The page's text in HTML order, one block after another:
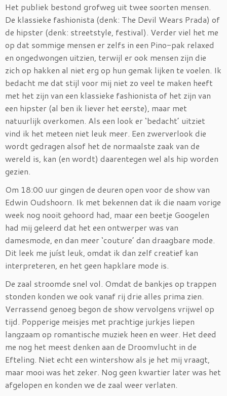
Het publiek bestond grofweg uit twee soorten mensen.
De klassieke fashionista (denk: The Devil Wears Prada) of
de hipster (denk: streetstyle, festival). Verder viel het me
op dat sommige mensen er zelfs in een Pino-pak relaxed
en ongedwongen uitzien, terwijl er ook mensen zijn die
zich op hakken al niet erg op hun gemak lijken te voelen. Ik
bedacht me dat stijl voor mij niet zo veel te maken heeft
met het zijn van een klassieke fashionista of het zijn van
een hipster (al ben ik liever het eerste), maar met
natuurlijk overkomen. Als een look er ‘bedacht’ uitziet
vind ik het meteen niet leuk meer. Een zwerverlook die
wordt gedragen alsof het de normaalste zaak van de
wereld is, kan (en wordt) daarentegen wel als hip worden
gezien.
Om 18:00 uur gingen de deuren open voor de show van
Edwin Oudshoorn. Ik met bekennen dat ik die naam vorige
week nog nooit gehoord had, maar een beetje Googelen
had mij geleerd dat het een ontwerper was van
damesmode, en dan meer ‘couture’ dan draagbare mode.
Dit leek me juíst leuk, omdat ik dan zelf creatief kan
interpreteren, en het geen hapklare mode is.
De zaal stroomde snel vol. Omdat de bankjes op trappen
stonden konden we ook vanaf rij drie alles prima zien.
Verrassend genoeg begon de show vervolgens vrijwel op
tijd. Popperige meisjes met prachtige jurkjes liepen
langzaam op romantische muziek heen en weer. Het deed
me nog het meest denken aan de Droomvlucht in de
Efteling. Niet echt een wintershow als je het mij vraagt,
maar mooi was het zeker. Nog geen kwartier later was het
afgelopen en konden we de zaal weer verlaten.